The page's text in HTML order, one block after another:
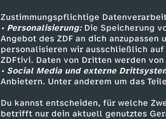
Zustimmungspflichtige
• Personalisierung:Die Speicherung
Angebot des ZDF an dich
personalisieren wir ausschließlich auf
ZDFtivi. Daten von Dritten werden
• Social Media und externe
Anbietern. Unter anderem um das
Du kannst entscheiden, für welche
betrifft nur dein aktuell genutztes
Ähnliche Inhalte
Nachrichten Magazin